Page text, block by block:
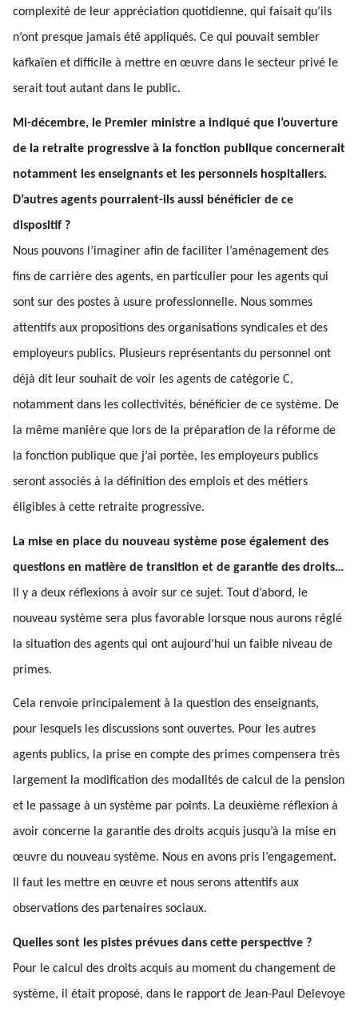
complexité de leur appréciation quotidienne, qui faisait qu’ils
n’ont presque jamais été appliqués. Ce qui pouvait sembler
kafkaïen et difficile à mettre en œuvre dans le secteur privé le
serait tout autant dans le public.
Mi-décembre, le Premier ministre a indiqué que l’ouverture
de la retraite progressive à la fonction publique concernerait
notamment les enseignants et les personnels hospitaliers.
D’autres agents pourraient-ils aussi bénéficier de ce
dispositif ?
Nous pouvons l’imaginer afin de faciliter l’aménagement des
fins de carrière des agents, en particulier pour les agents qui
sont sur des postes à usure professionnelle. Nous sommes
attentifs aux propositions des organisations syndicales et des
employeurs publics. Plusieurs représentants du personnel ont
déjà dit leur souhait de voir les agents de catégorie C,
notamment dans les collectivités, bénéficier de ce système. De
la même manière que lors de la préparation de la réforme de
la fonction publique que j’ai portée, les employeurs publics
seront associés à la définition des emplois et des métiers
éligibles à cette retraite progressive.
La mise en place du nouveau système pose également des
questions en matière de transition et de garantie des droits…
Il y a deux réflexions à avoir sur ce sujet. Tout d’abord, le
nouveau système sera plus favorable lorsque nous aurons réglé
la situation des agents qui ont aujourd’hui un faible niveau de
primes.
Cela renvoie principalement à la question des enseignants,
pour lesquels les discussions sont ouvertes. Pour les autres
agents publics, la prise en compte des primes compensera très
largement la modification des modalités de calcul de la pension
et le passage à un système par points. La deuxième réflexion à
avoir concerne la garantie des droits acquis jusqu’à la mise en
œuvre du nouveau système. Nous en avons pris l’engagement.
Il faut les mettre en œuvre et nous serons attentifs aux
observations des partenaires sociaux.
Quelles sont les pistes prévues dans cette perspective ?
Pour le calcul des droits acquis au moment du changement de
système, il était proposé, dans le rapport de Jean-Paul Delevoye